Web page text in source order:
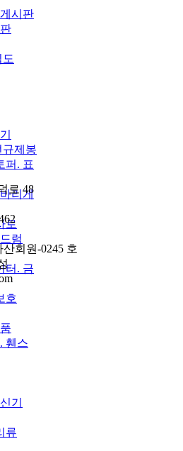
시판
제봉
퍼. 표
리게
로
럼
터. 금
호
휀스
기
류
로 48
산회원-0245 호